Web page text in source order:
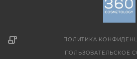
ПОЛИТИКА
ПОЛЬЗОВАТЕЛЬСКОЕ